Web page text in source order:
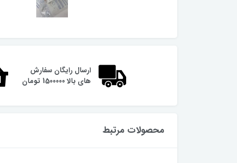
ارسال رایگان سفارش
های بالا 1500000 تومان
محصولات مرتبط